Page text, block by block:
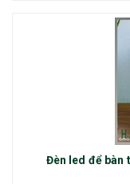
Đèn led để bàn